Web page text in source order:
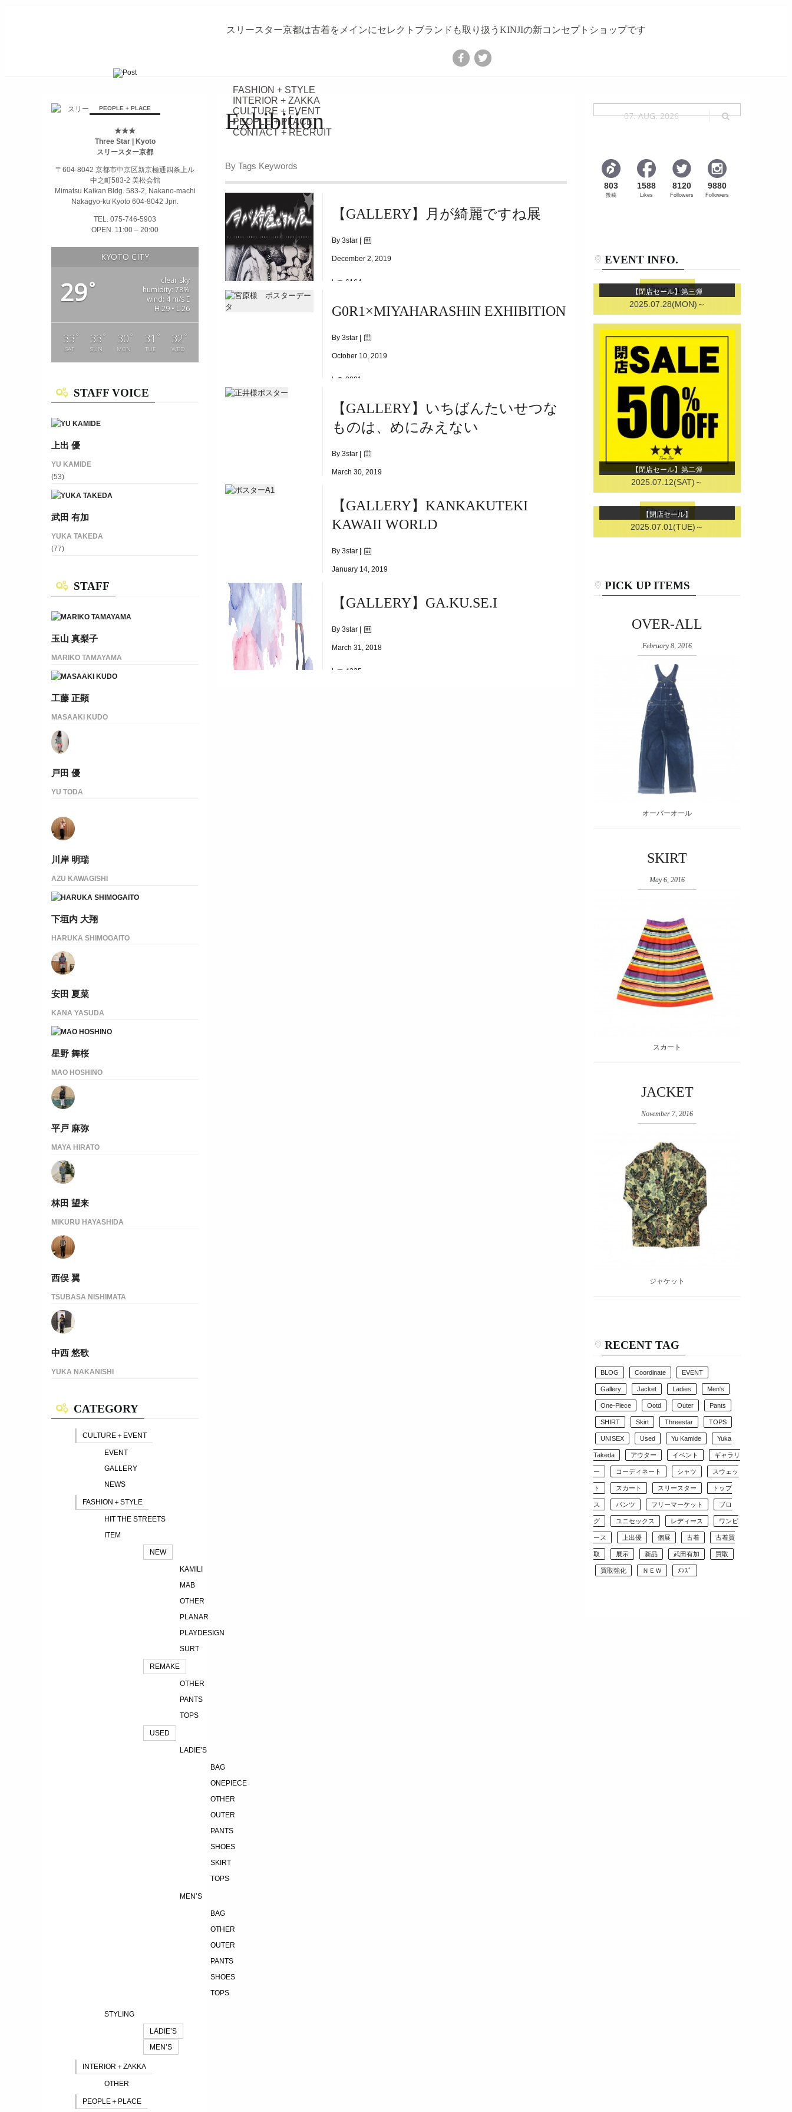
スリースター京都は古着をメインにセレクトブランドも取り扱うKINJIの新コンセプトショップです
FASHION + STYLE
INTERIOR + ZAKKA
CULTURE + EVENT
PEOPLE + PLACE
CONTACT + RECRUIT
займ на карту онлайн без отказа
PEOPLE + PLACE
★★★
Three Star | Kyoto
スリースター京都
〒604-8042 京都市中京区新京極通四条上ル
中之町583-2 美松会館
Mimatsu Kaikan Bldg. 583-2, Nakano-machi
Nakagyo-ku Kyoto 604-8042 Jpn.
TEL. 075-746-5903
OPEN. 11:00 – 20:00
KYOTO CITY
29°
clear sky
humidity: 78%
wind: 4 m/s E
H 29 • L 26
33 °
SAT
33 °
SUN
30 °
MON
31 °
TUE
32 °
WED
STAFF VOICE
上出 優
YU KAMIDE
(53)
武田 有加
YUKA TAKEDA
(77)
STAFF
玉山 真梨子
MARIKO TAMAYAMA
工藤 正顕
MASAAKI KUDO
戸田 優
YU TODA
川岸 明瑞
AZU KAWAGISHI
下垣内 大翔
HARUKA SHIMOGAITO
安田 夏菜
KANA YASUDA
星野 舞桜
MAO HOSHINO
平戸 麻弥
MAYA HIRATO
林田 望来
MIKURU HAYASHIDA
西俣 翼
TSUBASA NISHIMATA
中西 悠歌
YUKA NAKANISHI
CATEGORY
CULTURE＋EVENT
EVENT
GALLERY
NEWS
FASHION＋STYLE
HIT THE STREETS
ITEM
NEW
KAMILI
MAB
OTHER
PLANAR
PLAYDESIGN
SURT
REMAKE
OTHER
PANTS
TOPS
USED
LADIE’S
BAG
ONEPIECE
OTHER
OUTER
PANTS
SHOES
SKIRT
TOPS
MEN’S
BAG
OTHER
OUTER
PANTS
SHOES
TOPS
STYLING
LADIE’S
MEN’S
INTERIOR＋ZAKKA
OTHER
PEOPLE＋PLACE
Exhibition
By Tags Keywords
【GALLERY】月が綺麗ですね展
By 3star |
December 2, 2019
| 6164
2019 12/3(Tue)-12/16(Mon)
G0R1×MIYAHARASHIN EXHIBITION
By 3star |
October 10, 2019
| 8891
【GALLERY】いちばんたいせつな
ものは、めにみえない
By 3star |
March 30, 2019
| 6113
【GALLERY】KANKAKUTEKI
KAWAII WORLD
By 3star |
January 14, 2019
3192
2019.01.15(TUE)~01.28(MON)
【GALLERY】GA.KU.SE.I
By 3star |
March 31, 2018
| 4225
07. AUG. 2026
803
投稿
1588
Likes
8120
Followers
9880
Followers
EVENT INFO.
【閉店セール】第三弾
2025.07.28(MON)～
【閉店セール】第二弾
2025.07.12(SAT)～
【閉店セール】
2025.07.01(TUE)～
PICK UP ITEMS
OVER-ALL
February 8, 2016
オーバーオール
SKIRT
May 6, 2016
スカート
JACKET
November 7, 2016
ジャケット
RECENT TAG
BLOG Coordinate EVENT
Gallery Jacket Ladies Men's
One-Piece Ootd Outer Pants
SHIRT Skirt Threestar TOPS
UNISEX Used Yu Kamide Yuka
Takeda アウター イベント ギャラリ
ー コーディネート シャツ スウェッ
ト スカート スリースター トップ
ス パンツ フリーマーケット ブロ
グ ユニセックス レディース ワンピ
ース 上出優 個展 古着 古着買
取 展示 新品 武田有加 買取
買取強化 ＮＥＷ ﾒﾝｽﾞ